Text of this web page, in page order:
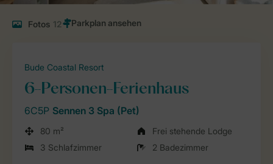
Fotos 12
Bude Coastal Resort
6-Personen-Ferienhaus
6C5P Sennen 3 Spa (Pet)
80 m²
Frei stehende Lodge
3 Schlafzimmer
2 Badezimmer